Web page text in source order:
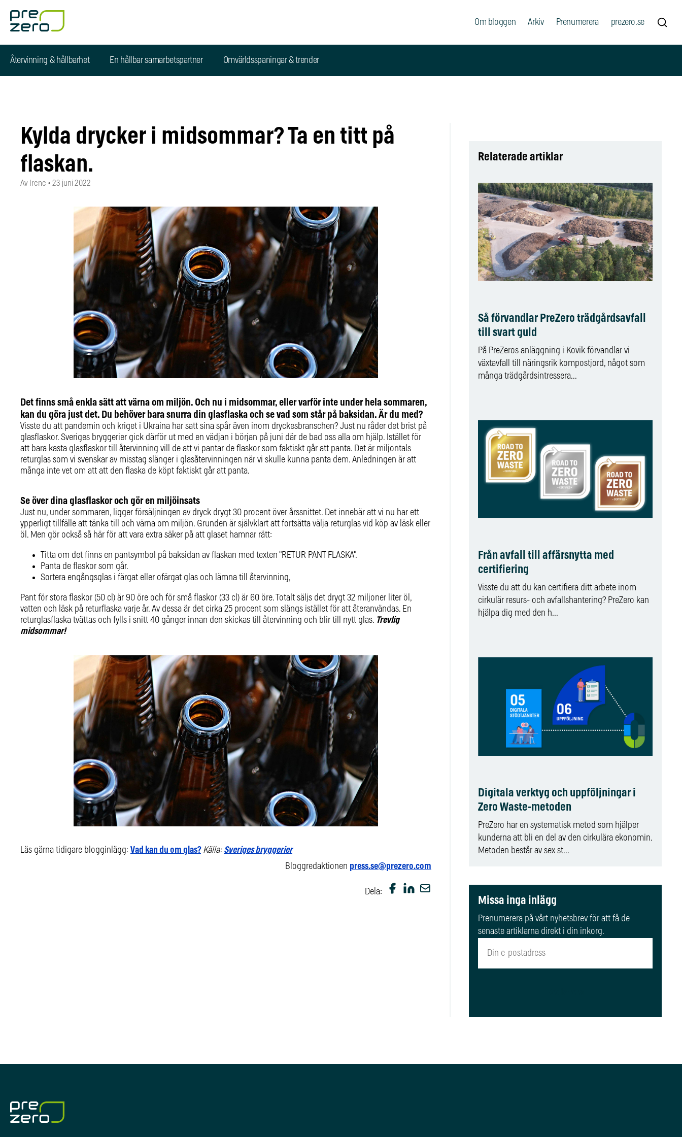
Om bloggen Arkiv Prenumerera prezero.se
Återvinning & hållbarhet En hållbar samarbetspartner Omvärldsspaningar & trender
Kylda drycker i midsommar? Ta en titt på
flaskan.
Av Irene • 23 juni 2022
Det finns små enkla sätt att värna om miljön. Och nu i midsommar, eller varför inte under hela sommaren,
kan du göra just det. Du behöver bara snurra din glasflaska och se vad som står på baksidan. Är du med?
Visste du att pandemin och kriget i Ukraina har satt sina spår även inom dryckesbranschen? Just nu råder det brist på
glasflaskor. Sveriges bryggerier gick därför ut med en vädjan i början på juni där de bad oss alla om hjälp. Istället för
att bara kasta glasflaskor till återvinning vill de att vi pantar de flaskor som faktiskt går att panta. Det är miljontals
returglas som vi svenskar av misstag slänger i glasåtervinningen när vi skulle kunna panta dem. Anledningen är att
många inte vet om att att den flaska de köpt faktiskt går att panta.
Se över dina glasflaskor och gör en miljöinsats
Just nu, under sommaren, ligger försäljningen av dryck drygt 30 procent över årssnittet. Det innebär att vi nu har ett
ypperligt tillfälle att tänka till och värna om miljön. Grunden är självklart att fortsätta välja returglas vid köp av läsk eller
öl. Men gör också så här för att vara extra säker på att glaset hamnar rätt:
Titta om det finns en pantsymbol på baksidan av flaskan med texten "RETUR PANT FLASKA".
Panta de flaskor som går.
Sortera engångsglas i färgat eller ofärgat glas och lämna till återvinning,
Pant för stora flaskor (50 cl) är 90 öre och för små flaskor (33 cl) är 60 öre. Totalt säljs det drygt 32 miljoner liter öl,
vatten och läsk på returflaska varje år. Av dessa är det cirka 25 procent som slängs istället för att återanvändas. En
returglasflaska tvättas och fylls i snitt 40 gånger innan den skickas till återvinning och blir till nytt glas. Trevlig
midsommar!
Läs gärna tidigare blogginlägg: Vad kan du om glas? Källa: Sveriges bryggerier
Bloggredaktionen press.se@prezero.com
Dela:
Relaterade artiklar
Så förvandlar PreZero trädgårdsavfall
till svart guld
På PreZeros anläggning i Kovik förvandlar vi
växtavfall till näringsrik kompostjord, något som
många trädgårdsintressera...
Från avfall till affärsnytta med
certifiering
Visste du att du kan certifiera ditt arbete inom
cirkulär resurs- och avfallshantering? PreZero kan
hjälpa dig med den h...
Digitala verktyg och uppföljningar i
Zero Waste-metoden
PreZero har en systematisk metod som hjälper
kunderna att bli en del av den cirkulära ekonomin.
Metoden består av sex st...
Missa inga inlägg
Prenumerera på vårt nyhetsbrev för att få de
senaste artiklarna direkt i din inkorg.